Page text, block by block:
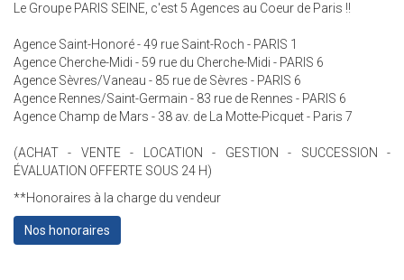
Le Groupe PARIS SEINE, c'est 5 Agences au Coeur de Paris !!
Agence Saint-Honoré - 49 rue Saint-Roch - PARIS 1
Agence Cherche-Midi - 59 rue du Cherche-Midi - PARIS 6
Agence Sèvres/Vaneau - 85 rue de Sèvres - PARIS 6
Agence Rennes/Saint-Germain - 83 rue de Rennes - PARIS 6
Agence Champ de Mars - 38 av. de La Motte-Picquet - Paris 7
(ACHAT - VENTE - LOCATION - GESTION - SUCCESSION -
ÉVALUATION OFFERTE SOUS 24 H)
**Honoraires à la charge du vendeur
Nos honoraires